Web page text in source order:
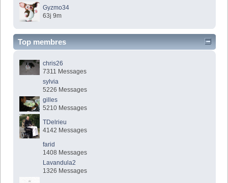
Gyzmo34
63j 9m
Top membres
chris26
7311 Messages
sylvia
5226 Messages
gilles
5210 Messages
TDelrieu
4142 Messages
farid
1408 Messages
Lavandula2
1326 Messages